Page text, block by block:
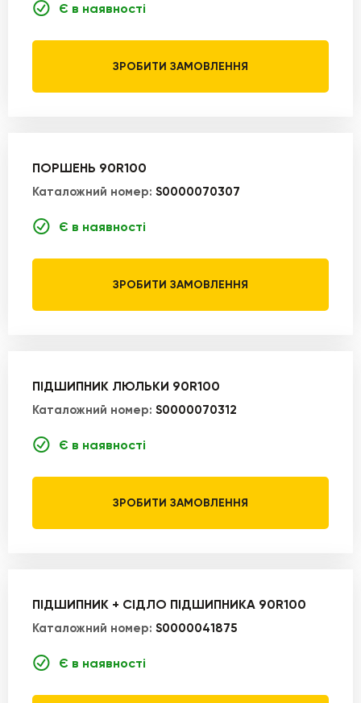
Є в наявності
ЗРОБИТИ ЗАМОВЛЕННЯ
ПОРШЕНЬ 90R100
Каталожний номер: S0000070307
Є в наявності
ЗРОБИТИ ЗАМОВЛЕННЯ
ПІДШИПНИК ЛЮЛЬКИ 90R100
Каталожний номер: S0000070312
Є в наявності
ЗРОБИТИ ЗАМОВЛЕННЯ
ПІДШИПНИК + СІДЛО ПІДШИПНИКА 90R100
Каталожний номер: S0000041875
Є в наявності